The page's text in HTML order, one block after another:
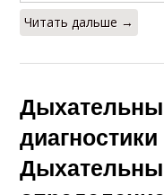
Читать дальше →